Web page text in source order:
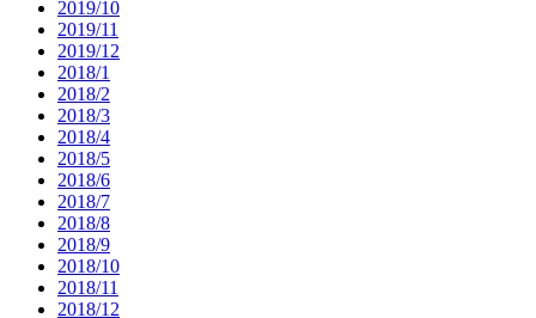
2019/10
2019/11
2019/12
2018/1
2018/2
2018/3
2018/4
2018/5
2018/6
2018/7
2018/8
2018/9
2018/10
2018/11
2018/12